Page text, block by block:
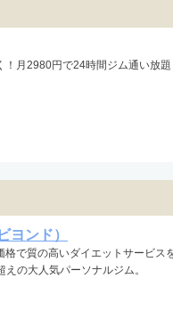
！月2980円で24時間ジム通い放題
ヨンド）
格で質の高いダイエットサービス
えの大人気パーソナルジム。